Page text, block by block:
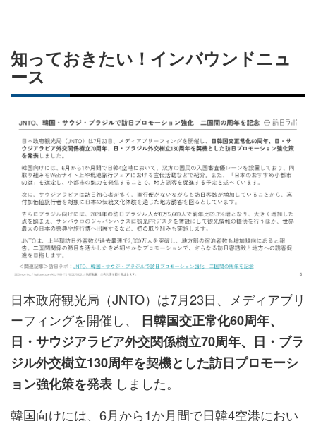
知っておきたい！インバウンドニュ
ース
日本政府観光局（JNTO）は7月23日、メディアブリ
ーフィングを開催し、 日韓国交正常化60周年、
日・サウジアラビア外交関係樹立70周年、日・ブラ
ジル外交樹立130周年を契機とした訪日プロモーシ
ョン強化策を発表 しました。
韓国向けには、6月から1か月間で日韓4空港におい